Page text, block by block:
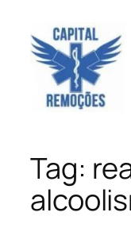
para
conteúdo
Tag: